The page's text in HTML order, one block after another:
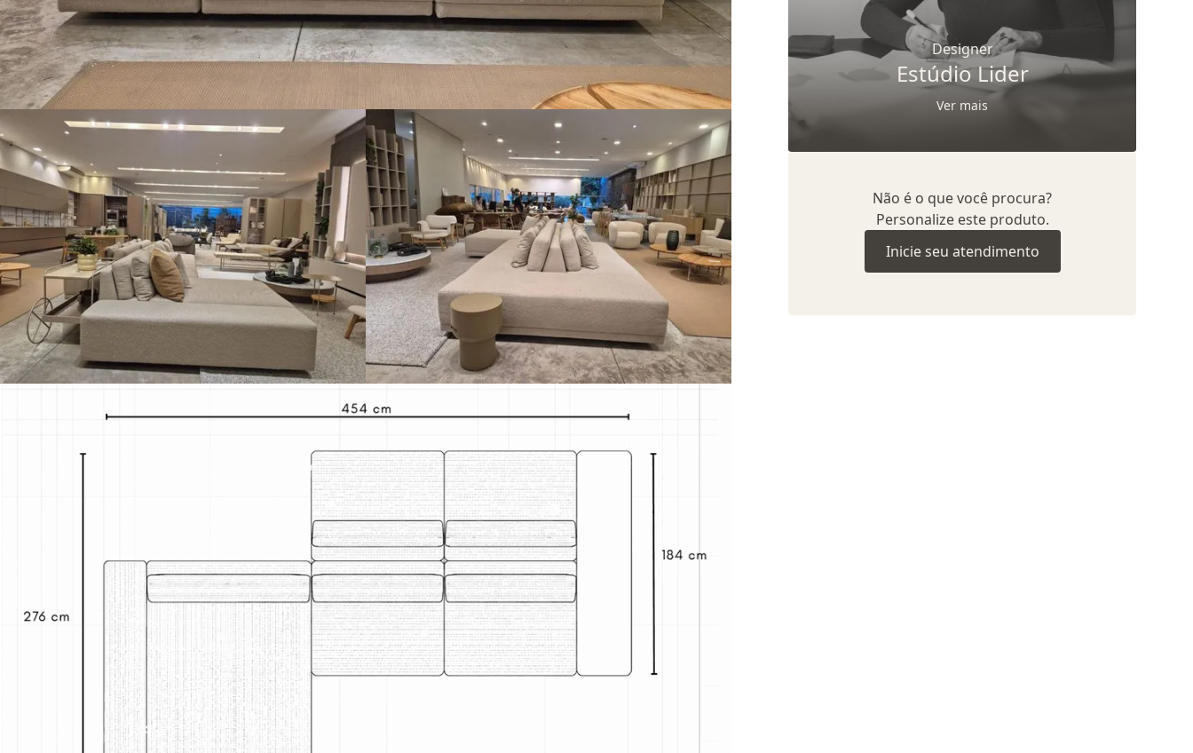
Designer
Estúdio Lider
Ver mais
Não é o que você procura?
Personalize este produto.
Inicie seu atendimento